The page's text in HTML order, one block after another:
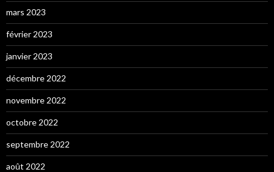
mars 2023
février 2023
janvier 2023
décembre 2022
novembre 2022
octobre 2022
septembre 2022
août 2022